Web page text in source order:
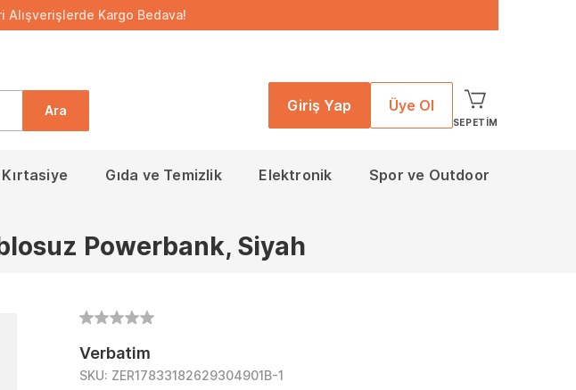
Alışverişlerde Kargo Bedava!
Ara Giriş Yap Üye Ol
SEPETIM
Gıda ve Temizlik Elektronik Spor ve Outdoor
Powerbank, Siyah
Verbatim
SKU: ZER17833182629304901B-1